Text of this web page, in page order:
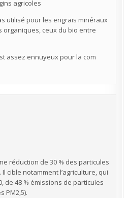
agricoles
utilisé pour les engrais minéraux
organiques, ceux du bio entre
assez ennuyeux pour la com
réduction de 30 % des particules
Il cible notamment l’agriculture, qui
de 48 % émissions de particules
PM2,5).